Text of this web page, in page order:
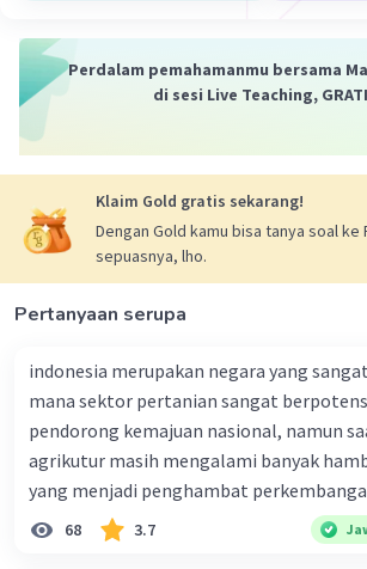
suatu objek atau fenomena geografis
ruang. Misalnya, bagaimana suatu kota
objek atau fenomena geografis
Misalnya, bagaimana perubahan iklim
pola cuaca dari waktu ke waktu, atau
perubahan penggunaan lahan dapat
ekosistem dari waktu ke waktu.
Kesimpulan:
Konektivitas keruangan dan waktu
merujuk pada bagaimana suatu objek
geografis terhubung dan berinteraksi
waktu. Semoga penjelasan ini
Beri Rating Balas
Perdalam pemahamanmu bersama
di sesi Live Teaching,
Klaim Gold gratis sekarang!
Dengan Gold kamu bisa tanya soal ke
sepuasnya, lho.
Pertanyaan serupa
indonesia merupakan negara yang
mana sektor pertanian sangat
pendorong kemajuan nasional, namun
agrikutur masih mengalami banyak
yang menjadi penghambat
indonesia
68 3.7